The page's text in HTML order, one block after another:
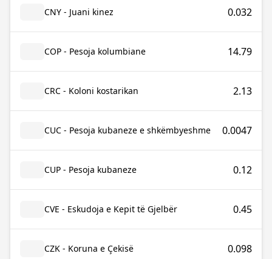
CNY - Juani kinez 0.032
COP - Pesoja kolumbiane 14.79
CRC - Koloni kostarikan 2.13
CUC - Pesoja kubaneze e shkëmbyeshme 0.0047
CUP - Pesoja kubaneze 0.12
CVE - Eskudoja e Kepit të Gjelbër 0.45
CZK - Koruna e Çekisë 0.098